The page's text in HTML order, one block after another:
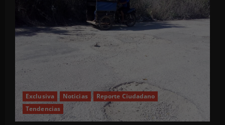
se
ante
el
problema
perros
que
calles
y
que
han
propiciado
Exclusiva Noticias
Reporte Ciudadano
Tendencias